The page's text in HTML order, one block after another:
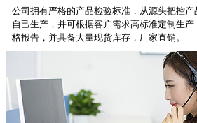
公司拥有严格的产品检验标准，从源头把控产
自己生产 ，并可根据客户需求高标准定制生产
格报告 ，并具备大量现货库存 ，厂家直销。